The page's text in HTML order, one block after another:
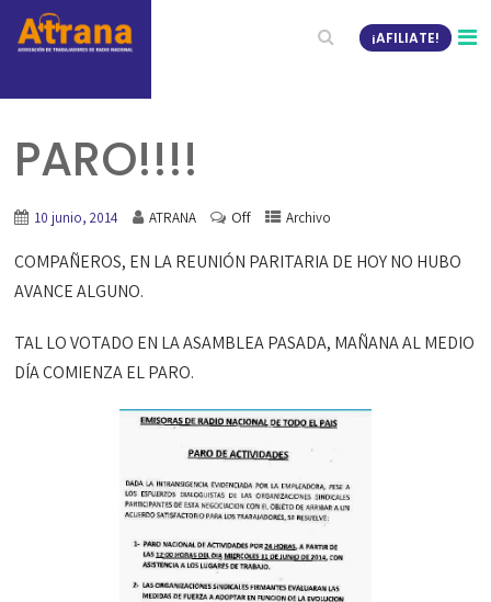
¡AFILIATE!
PARO!!!!
10 junio, 2014 ATRANA Off Archivo
COMPAÑEROS, EN LA REUNIÓN PARITARIA DE HOY NO HUBO
AVANCE ALGUNO.
TAL LO VOTADO EN LA ASAMBLEA PASADA, MAÑANA AL MEDIO
DÍA COMIENZA EL PARO.